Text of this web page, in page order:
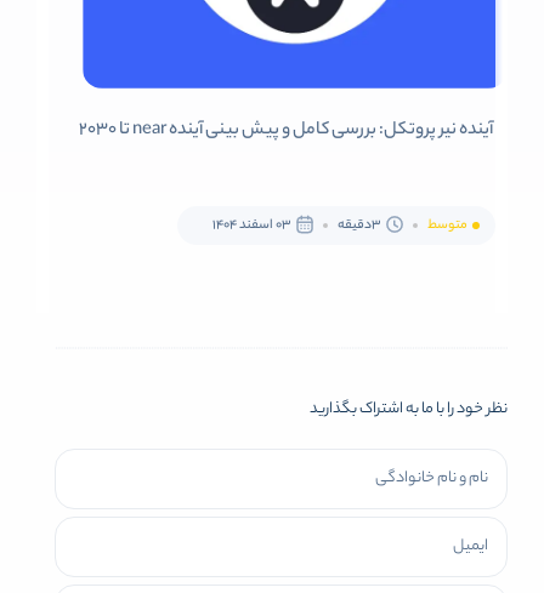
آینده نیر پروتکل: بررسی کامل و پیش بینی آینده near تا 2030
متوسط 3دقیقه 03 اسفند 1404
نظر خود را با ما به اشتراک بگذارید